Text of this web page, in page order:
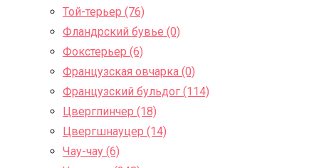
Той-терьер (76)
Фландрский бувье (0)
Фокстерьер (6)
Французская овчарка (0)
Французский бульдог (114)
Цвергпинчер (18)
Цвергшнауцер (14)
Чау-чау (6)